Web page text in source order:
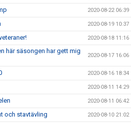
2020-08-22 06:39
2020-08-19 10:37
2020-08-18 11:16
här säsongen har gett mig
2020-08-17 16:06
2020-08-16 18:34
2020-08-11 14:29
2020-08-11 06:42
och stavtävling 2020-08-10 21:02